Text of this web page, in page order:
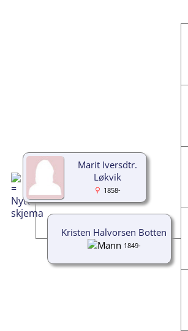
Marit Iversdtr.
Løkvik
1858-
Kristen Halvorsen Botten
1849-